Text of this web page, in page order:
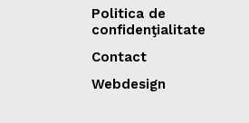
Politica de
confidenţialitate
Contact
Webdesign